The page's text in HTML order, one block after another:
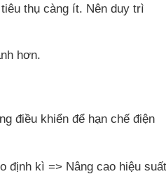
thụ càng ít. Nên duy trì
hơn.
điều khiển để hạn chế điện
định kì => Nâng cao hiệu suất